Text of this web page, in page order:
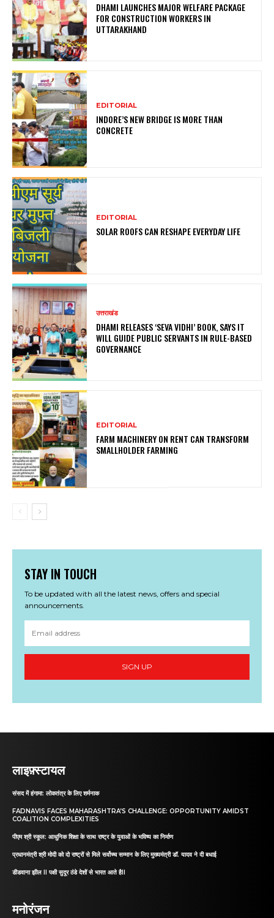
DHAMI LAUNCHES MAJOR WELFARE PACKAGE
FOR CONSTRUCTION WORKERS IN
UTTARAKHAND
EDITORIAL
INDORE’S NEW BRIDGE IS MORE THAN
CONCRETE
EDITORIAL
SOLAR ROOFS CAN RESHAPE EVERYDAY LIFE
उत्तराखंड
DHAMI RELEASES ‘SEVA VIDHI’ BOOK, SAYS IT
WILL GUIDE PUBLIC SERVANTS IN RULE-BASED
GOVERNANCE
EDITORIAL
FARM MACHINERY ON RENT CAN TRANSFORM
SMALLHOLDER FARMING
STAY IN TOUCH
To be updated with all the latest news, offers and special
announcements.
SIGN UP
लाइफ़्स्टायल
संसद में हंगामा: लोकतंत्र के लिए शर्मनाक
FADNAVIS FACES MAHARASHTRA’S CHALLENGE: OPPORTUNITY AMIDST
COALITION COMPLEXITIES
पीएम श्री स्कूल: आधुनिक शिक्षा के साथ राष्ट्र के युवाओं के भविष्य का निर्माण
प्रधानमंत्री श्री मोदी को दो राष्ट्रों से मिले सर्वोच्च सम्मान के लिए मुख्यमंत्री डॉ. यादव ने दी बधाई
डीडवाना झील II पक्षी सुदूर ठंडे देशों से भारत आते हैII
मनोरंजन